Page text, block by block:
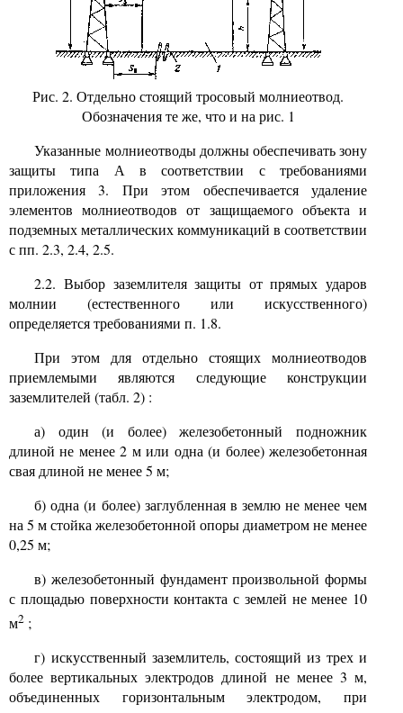
Рис. 2. Отдельно стоящий тросовый молниеотвод.
Обозначения те же, что и на рис. 1
Указанные молниеотводы должны обеспечивать зону
защиты типа А в соответствии с требованиями
приложения 3. При этом обеспечивается удаление
элементов молниеотводов от защищаемого объекта и
подземных металлических коммуникаций в соответствии
спп. 2.3, 2.4, 2.5.
2.2. Выбор заземлителя защиты от прямых ударов
молнии (естественного или искусственного)
определяется требованиями п. 1.8.
При этом для отдельно стоящих молниеотводов
приемлемыми являются следующие конструкции
заземлителей (табл. 2) :
а) один (и более) железобетонный подножник
длиной не менее 2 м или одна (и более) железобетонная
свая длиной не менее 5 м;
б) одна (и более) заглубленная в землю не менее чем
на 5 м стойка железобетонной опоры диаметром не менее
0,25 м;
в) железобетонный фундамент произвольной формы
с площадью поверхности контакта с землей не менее 10
м2 ;
г) искусственный заземлитель, состоящий из трех и
более вертикальных электродов длиной не менее 3 м,
объединенных горизонтальным электродом, при